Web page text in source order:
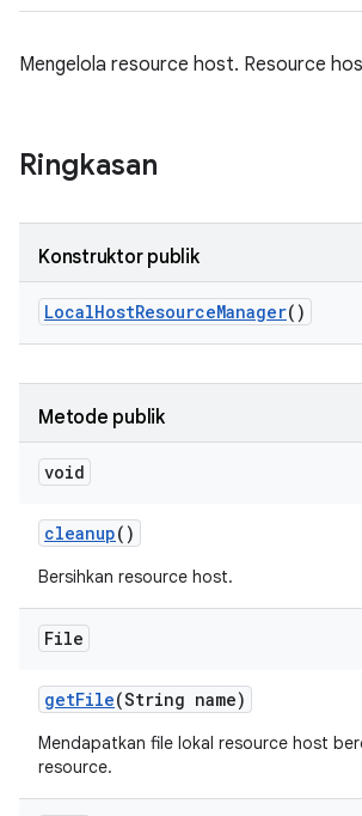
Mengelola resource host. Resource
Ringkasan
Konstruktor publik
LocalHostResourceManager()
Metode publik
void
cleanup()
Bersihkan resource host.
File
getFile(String name)
Mendapatkan file lokal resource host
resource.